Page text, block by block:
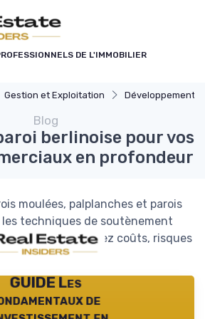
DE L'IMMOBILIER
Gestion et Exploitation Développement et
Blog
berlinoise pour vos
en profondeur
moulées, palplanches et parois
les techniques de soutènement
maîtrisez coûts, risques
environnemental.
GUIDE Les
de